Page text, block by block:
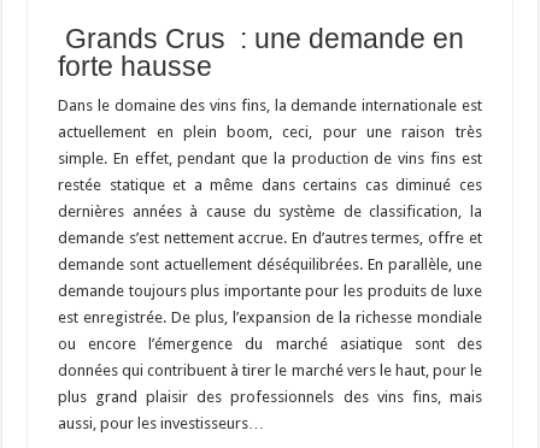
Grands Crus : une demande en
forte hausse
Dans le domaine des vins fins, la demande internationale est
actuellement en plein boom, ceci, pour une raison très
simple. En effet, pendant que la production de vins fins est
restée statique et a même dans certains cas diminué ces
dernières années à cause du système de classification, la
demande s’est nettement accrue. En d’autres termes, offre et
demande sont actuellement déséquilibrées. En parallèle, une
demande toujours plus importante pour les produits de luxe
est enregistrée. De plus, l’expansion de la richesse mondiale
ou encore l’émergence du marché asiatique sont des
données qui contribuent à tirer le marché vers le haut, pour le
plus grand plaisir des professionnels des vins fins, mais
aussi, pour les investisseurs…